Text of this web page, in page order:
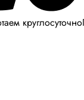
круглосуточно